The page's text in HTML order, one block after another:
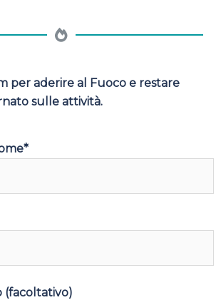
per aderire al Fuoco e restare
sulle attività.
(facoltativo)